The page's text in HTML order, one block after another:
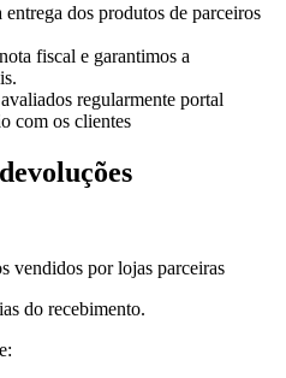
dos produtos de parceiros
fiscal e garantimos a
regularmente portal
com os clientes
vendidos por lojas parceiras
do recebimento.